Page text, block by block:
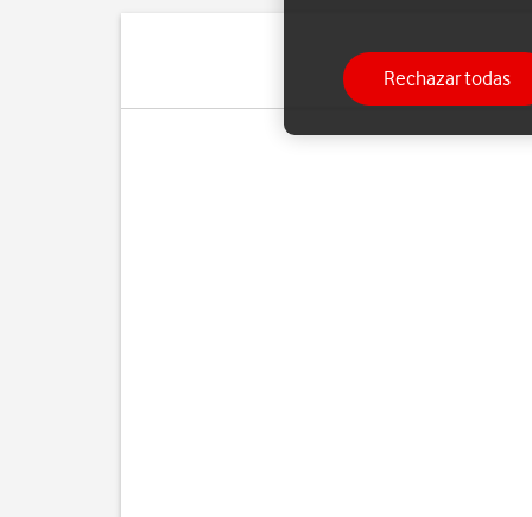
Puedes
Rechazar todas